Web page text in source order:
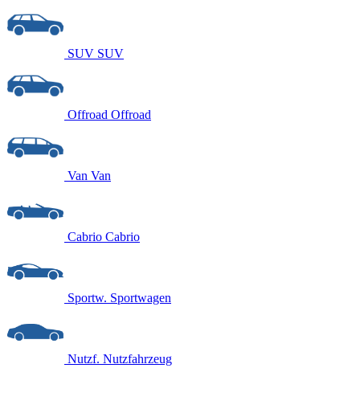
SUV SUV
Offroad Offroad
Van Van
Cabrio Cabrio
Sportw. Sportwagen
Nutzf. Nutzfahrzeug